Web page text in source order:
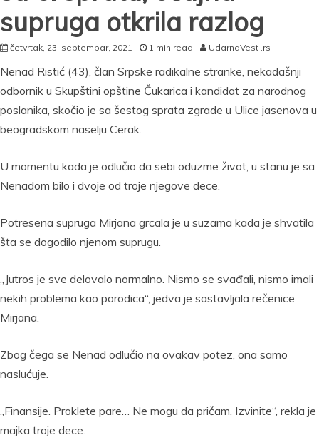
supruga otkrila razlog
četvrtak, 23. septembar, 2021 1 min read UdarnaVest .rs
Nenad Ristić (43), član Srpske radikalne stranke, nekadašnji
odbornik u Skupštini opštine Čukarica i kandidat za narodnog
poslanika, skočio je sa šestog sprata zgrade u Ulice jasenova u
beogradskom naselju Cerak.
U momentu kada je odlučio da sebi oduzme život, u stanu je sa
Nenadom bilo i dvoje od troje njegove dece.
Potresena supruga Mirjana grcala je u suzama kada je shvatila
šta se dogodilo njenom suprugu.
„Jutros je sve delovalo normalno. Nismo se svađali, nismo imali
nekih problema kao porodica“, jedva je sastavljala rečenice
Mirjana.
Zbog čega se Nenad odlučio na ovakav potez, ona samo
naslućuje.
„Finansije. Proklete pare… Ne mogu da pričam. Izvinite“, rekla je
majka troje dece.